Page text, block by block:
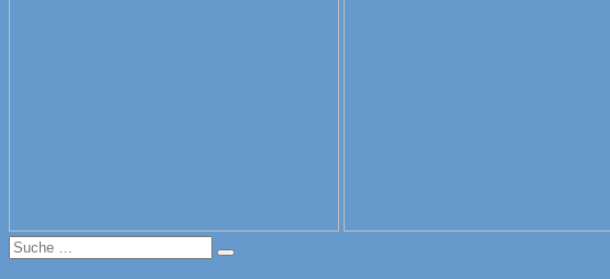
Suche
nach:
Suche